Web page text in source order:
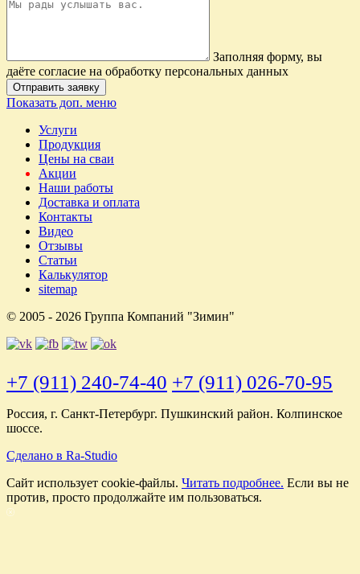
Заполняя форму, вы
даёте согласие на обработку персональных данных
Отправить заявку
Показать доп. меню
Услуги
Продукция
Цены на сваи
Акции
Наши работы
Доставка и оплата
Контакты
Видео
Отзывы
Статьи
Калькулятор
sitemap
© 2005 - 2026 Группа Компаний "Зимин"
+7 (911) 240-74-40 +7 (911) 026-70-95
Россия, г. Санкт-Петербург. Пушкинский район. Колпинское
шоссе.
Сделано в Ra-Studio
Cайт использует cookie-файлы. Читать подробнее. Если вы не
против, просто продолжайте им пользоваться.